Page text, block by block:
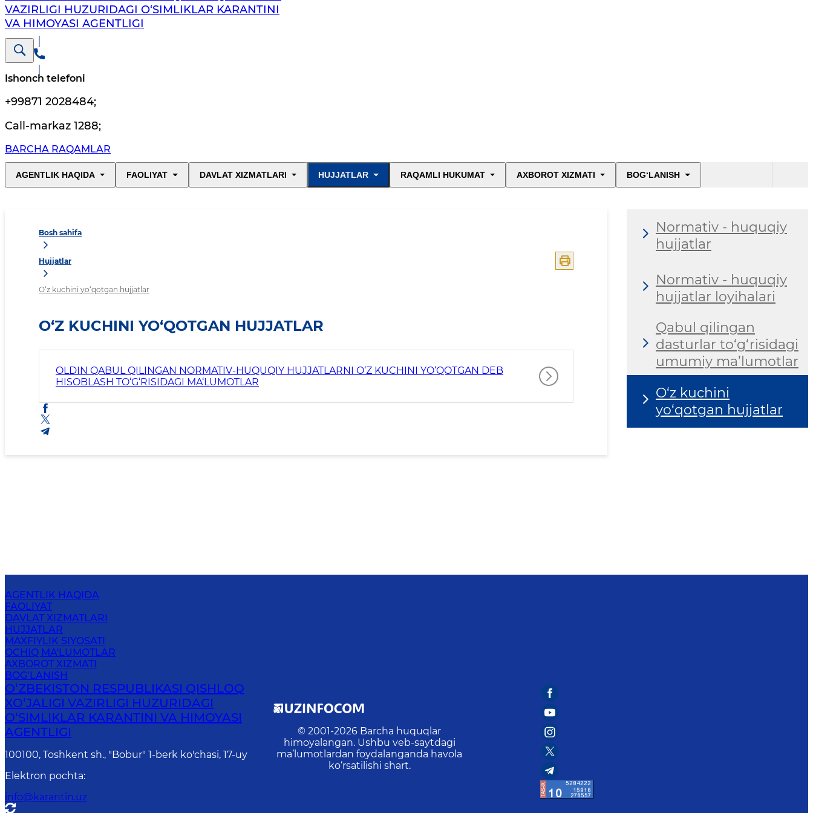
VAZIRLIGI HUZURIDAGI O‘SIMLIKLAR KARANTINI
VA HIMOYASI AGENTLIGI
Ishonch telefoni
+99871 2028484;
Call-markaz 1288;
BARCHA RAQAMLAR
AGENTLIK HAQIDA FAOLIYAT DAVLAT XIZMATLARI HUJJATLAR RAQAMLI HUKUMAT AXBOROT XIZMATI BOG‘LANISH
Bosh sahifa
Hujjatlar
O‘z kuchini yo‘qotgan hujjatlar
O‘Z KUCHINI YO‘QOTGAN HUJJATLAR
OLDIN QABUL QILINGAN NORMATIV-HUQUQIY HUJJATLARNI O‘Z KUCHINI YO‘QOTGAN DEB
HISOBLASH TO‘G‘RISIDAGI MA‘LUMOTLAR
Normativ - huquqiy
hujjatlar
Normativ - huquqiy
hujjatlar loyihalari
Qabul qilingan
dasturlar to‘g‘risidagi
umumiy ma’lumotlar
O‘z kuchini
yo‘qotgan hujjatlar
AGENTLIK HAQIDA
FAOLIYAT
DAVLAT XIZMATLARI
HUJJATLAR
MAXFIYLIK SIYOSATI
OCHIQ MA'LUMOTLAR
AXBOROT XIZMATI
BOG‘LANISH
O‘ZBEKISTON RESPUBLIKASI QISHLOQ
XO‘JALIGI VAZIRLIGI HUZURIDAGI
O‘SIMLIKLAR KARANTINI VA HIMOYASI
AGENTLIGI
100100, Toshkent sh., "Bobur" 1-berk ko'chasi, 17-uy
Elektron pochta:
info@karantin.uz
© 2001-2026 Barcha huquqlar
himoyalangan. Ushbu veb-saytdagi
ma’lumotlardan foydalanganda havola
ko‘rsatilishi shart.